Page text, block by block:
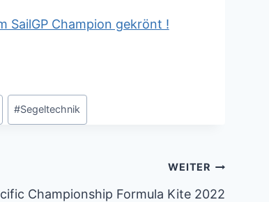
SailGP Champion gekrönt !
#Segeltechnik
WEITER
Championship Formula Kite 2022